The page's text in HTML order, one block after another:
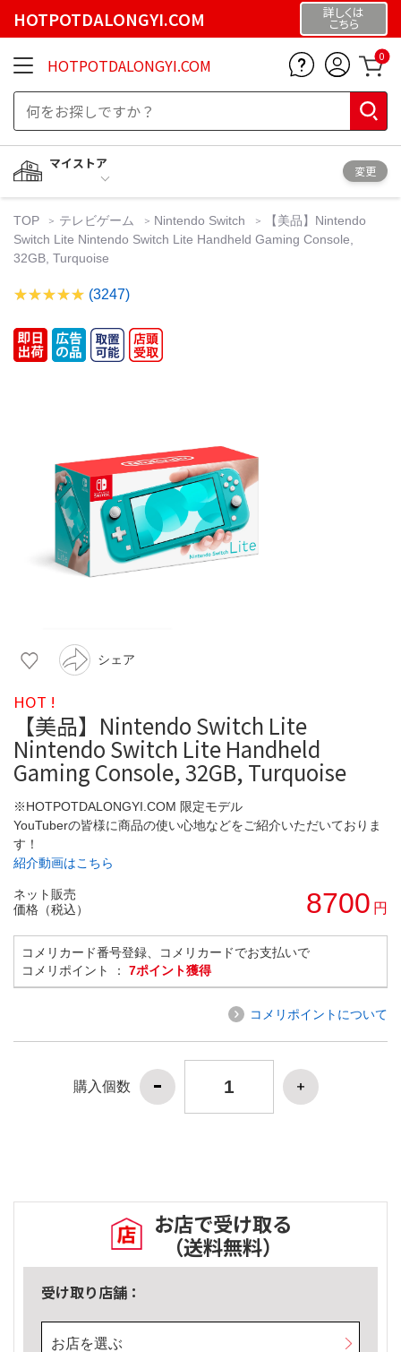
HOTPOTDALONGYI.COM 詳しくは
こちら
HOTPOTDALONGYI.COM 0
マイストア
変更
TOP テレビゲーム Nintendo Switch
【美品】Nintendo
Switch Lite Nintendo Switch Lite Handheld Gaming Console,
32GB, Turquoise
(3247)
シェア
HOT !
【美品】Nintendo Switch Lite
Nintendo Switch Lite Handheld
Gaming Console, 32GB, Turquoise
※HOTPOTDALONGYI.COM 限定モデル
YouTuberの皆様に商品の使い心地などをご紹介いただいておりま
す！
紹介動画はこちら
ネット販売
価格（税込）
8700 円
コメリカード番号登録、コメリカードでお支払いで
コメリポイント ： 7ポイント獲得
コメリポイントについて
購入個数
お店で受け取る
（送料無料）
受け取り店舗：
お店を選ぶ